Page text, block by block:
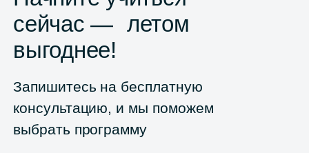
Оферта
Политика конфиденциальности
© Skyeng, 2026